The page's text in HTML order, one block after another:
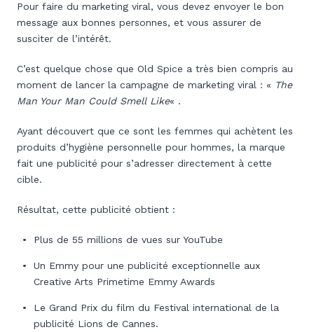
Pour faire du marketing viral, vous devez envoyer le bon
message aux bonnes personnes, et vous assurer de
susciter de l’intérêt.
C’est quelque chose que Old Spice a très bien compris au
moment de lancer la campagne de marketing viral : « The
Man Your Man Could Smell Like« .
Ayant découvert que ce sont les femmes qui achètent les
produits d’hygiène personnelle pour hommes, la marque
fait une publicité pour s’adresser directement à cette
cible.
Résultat, cette publicité obtient :
Plus de 55 millions de vues sur YouTube
Un Emmy pour une publicité exceptionnelle aux
Creative Arts Primetime Emmy Awards
Le Grand Prix du film du Festival international de la
publicité Lions de Cannes.